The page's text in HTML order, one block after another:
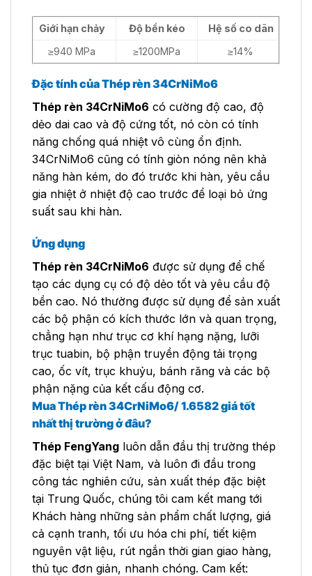
Giới hạn chảy Độ bền kéo
Hệ số co dãn
≥940 MPa
≥1200MPa ≥14%
Đặc tính của Thép rèn 34CrNiMo6
Thép rèn 34CrNiMo6 có cường độ cao, độ
dẻo dai cao và độ cứng tốt, nó còn có tính
năng chống quá nhiệt vô cùng ổn định.
34CrNiMo6 cũng có tính giòn nóng nên khả
năng hàn kém, do đó trước khi hàn, yêu cầu
gia nhiệt ở nhiệt độ cao trước để loại bỏ ứng
suất sau khi hàn.
Ứng dụng
Thép rèn 34CrNiMo6 được sử dụng để chế
tạo các dụng cụ có độ dẻo tốt và yêu cầu độ
bền cao. Nó thường được sử dụng để sản xuất
các bộ phận có kích thước lớn và quan trọng,
chẳng hạn như trục cơ khí hạng nặng, lưỡi
trục tuabin, bộ phận truyền động tải trọng
cao, ốc vít, trục khuỷu, bánh răng và các bộ
phận nặng của kết cấu động cơ.
Mua Thép rèn 34CrNiMo6/ 1.6582giá tốt
nhất thị trường ở đâu?
Thép FengYang luôn dẫn đầu thị trường thép
đặc biệt tại Việt Nam, và luôn đi đầu trong
công tác nghiên cứu, sản xuất thép đặc biệt
tại Trung Quốc, chúng tôi cam kết mang tới
Khách hàng những sản phẩm chất lượng, giá
cả cạnh tranh, tối ưu hóa chi phí, tiết kiệm
nguyên vật liệu, rút ngắn thời gian giao hàng,
thủ tục đơn giản, nhanh chóng. Cam kết: